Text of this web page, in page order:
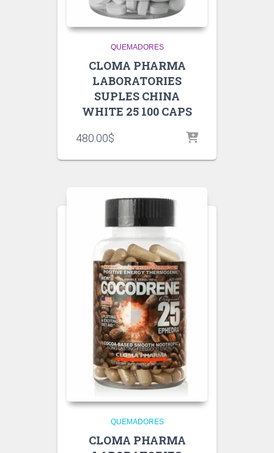
QUEMADORES
CLOMA PHARMA
LABORATORIES
SUPLES CHINA
WHITE 25 100 CAPS
480.00$
QUEMADORES
CLOMA PHARMA